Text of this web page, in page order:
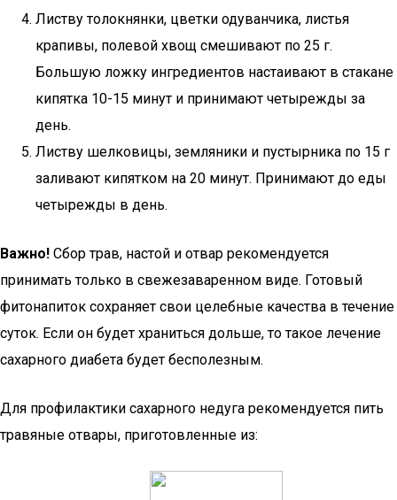
Листву толокнянки, цветки одуванчика, листья
крапивы, полевой хвощ смешивают по 25 г.
Большую ложку ингредиентов настаивают в стакане
кипятка 10-15 минут и принимают четырежды за
день.
Листву шелковицы, земляники и пустырника по 15 г
заливают кипятком на 20 минут. Принимают до еды
четырежды в день.
Важно! Сбор трав, настой и отвар рекомендуется
принимать только в свежезаваренном виде. Готовый
фитонапиток сохраняет свои целебные качества в течение
суток. Если он будет храниться дольше, то такое лечение
сахарного диабета будет бесполезным.
Для профилактики сахарного недуга рекомендуется пить
травяные отвары, приготовленные из: